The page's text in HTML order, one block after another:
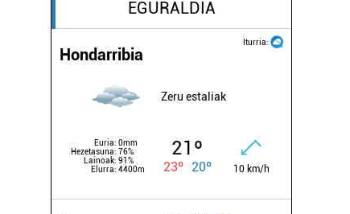
EGURALDIA
Iturria:
Hondarribia
Zeru estaliak
Euria: 0mm
Hezetasuna: 76%
Lainoak: 91%
Elurra: 4400m
21º
23º 20º 10 km/h